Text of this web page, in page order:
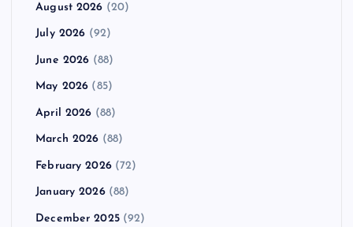
August 2026 (20)
July 2026 (92)
June 2026 (88)
May 2026 (85)
April 2026 (88)
March 2026 (88)
February 2026(72)
January 2026(88)
December 2025(92)